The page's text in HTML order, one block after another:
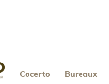
Cocerto Bureaux